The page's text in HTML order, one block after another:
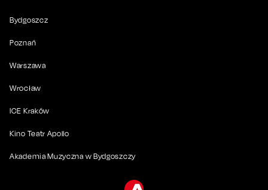
Bydgoszcz
Poznań
Warszawa
Wrocław
ICE Kraków
Kino Teatr Apollo
Akademia Muzyczna w Bydgoszczy